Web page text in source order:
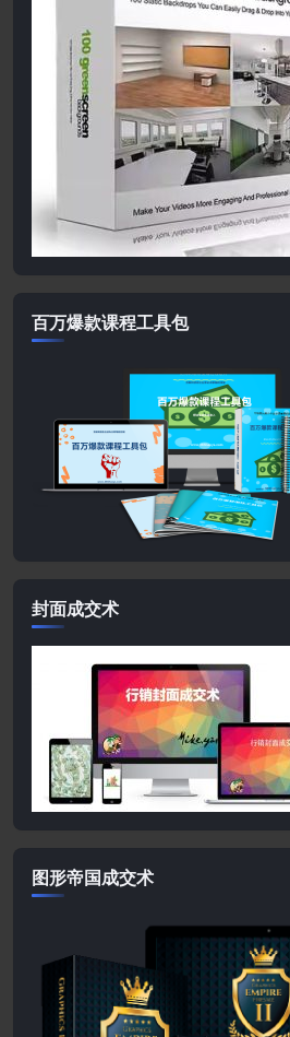
百万爆款课程工具包
封面成交术
图形帝国成交术